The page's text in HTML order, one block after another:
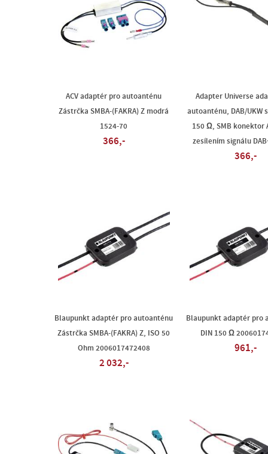
ACV adaptér pro autoanténu
Zástrčka SMBA-(FAKRA) Z modrá
1524-70
366,-
Adapter Universe
autoanténu, DAB/UKW
150 Ω, SMB konektor
zesílením signálu
366,-
Blaupunkt adaptér pro autoanténu
Zástrčka SMBA-(FAKRA) Z, ISO 50
Ohm 2006017472408
2 032,-
Blaupunkt adaptér pro
DIN 150 Ω
961,-